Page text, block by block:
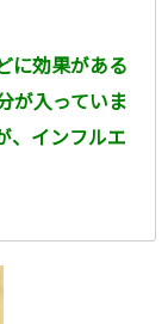
に効果がある
が入っていま
、インフルエ